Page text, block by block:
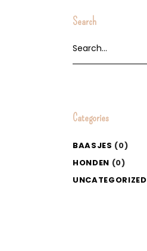
Search
for:
Categories
BAASJES (0)
HONDEN (0)
UNCATEGORIZED